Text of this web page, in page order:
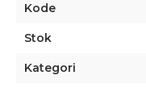
Kode
Stok
Kategori